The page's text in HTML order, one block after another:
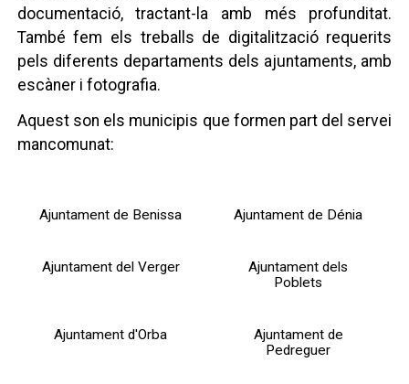
documentació, tractant-la amb més profunditat.
També fem els treballs de digitalització requerits
pels diferents departaments dels ajuntaments, amb
escàner i fotografia.
Aquest son els municipis que formen part del servei
mancomunat:
Ajuntament de Benissa Ajuntament de Dénia
Ajuntament del Verger
Ajuntament dels
Poblets
Ajuntament d'Orba
Ajuntament de
Pedreguer